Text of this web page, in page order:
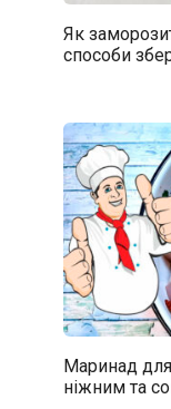
Як
способи
Маринад
ніжним та